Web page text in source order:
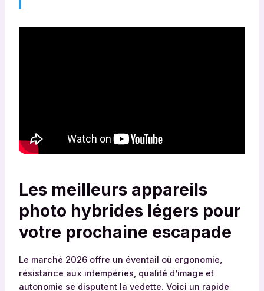
Les meilleurs appareils
photo hybrides légers pour
votre prochaine escapade
Le marché 2026 offre un éventail où ergonomie,
résistance aux intempéries, qualité d’image et
autonomie se disputent la vedette. Voici un rapide